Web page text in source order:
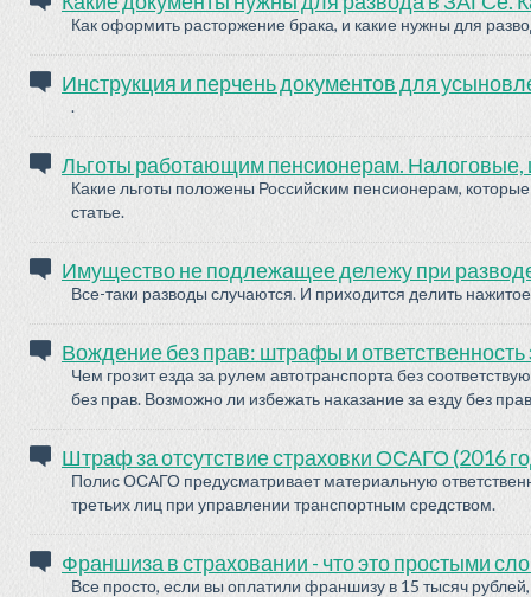
Как оформить расторжение брака, и какие нужны для
Инструкция и перчень документов для
.
Льготы работающим пенсионерам.
Какие льготы положены Российским пенсионерам,
статье.
Имущество не подлежащее дележу при
Все-таки разводы случаются. И приходится делить
Вождение без прав: штрафы и
Чем грозит езда за рулем автотранспорта без
без прав. Возможно ли избежать наказание за езду без
Штраф за отсутствие страховки ОСАГО (2016
Полис ОСАГО предусматривает материальную
третьих лиц при управлении транспортным средством.
Франшиза в страховании - что это простыми
Все просто, если вы оплатили франшизу в 15 тысяч